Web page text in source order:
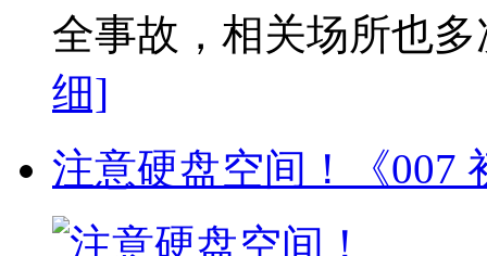
全事故，相关场所也
细]
注意硬盘空间！《007